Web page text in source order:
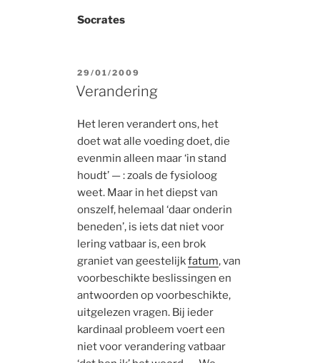
Socrates
POSTED
ON
29/01/2009
Verandering
Het leren verandert ons, het
doet wat alle voeding doet, die
evenmin alleen maar ‘in stand
houdt’ — : zoals de fysioloog
weet. Maar in het diepst van
onszelf, helemaal ‘daar onderin
beneden’, is iets dat niet voor
lering vatbaar is, een brok
graniet van geestelijkfatum, van
voorbeschikte beslissingen en
antwoorden op voorbeschikte,
uitgelezen vragen. Bij ieder
kardinaal probleem voert een
niet voor verandering vatbaar